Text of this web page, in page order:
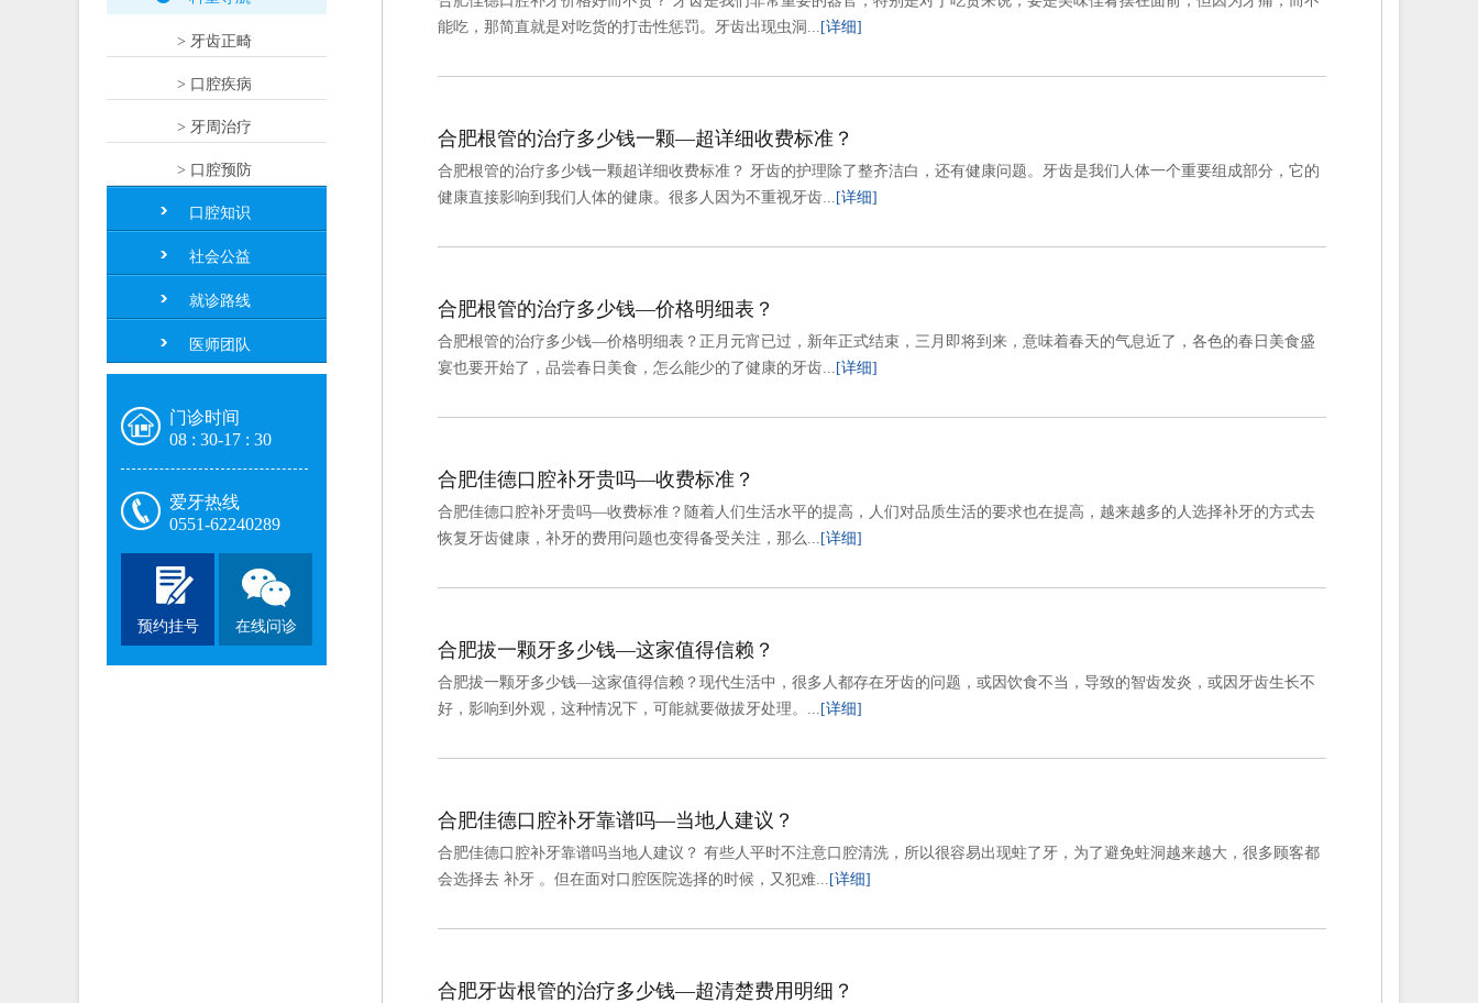
> 牙齿正畸
> 口腔疾病
> 牙周治疗
> 口腔预防
口腔知识
社会公益
就诊路线
医师团队
门诊时间
08 : 30-17 : 30
爱牙热线
0551-62240289
预约挂号 在线问诊
能吃，那简直就是对吃货的打击性惩罚。牙齿出现虫洞... [详细]
合肥根管的治疗多少钱一颗—超详细收费标准？
合肥根管的治疗多少钱一颗超详细收费标准？ 牙齿的护理除了整齐洁白，还有健康问题。牙齿是我们人体一个重要组成部分，它的
健康直接影响到我们人体的健康。很多人因为不重视牙齿... [详细]
合肥根管的治疗多少钱—价格明细表？
合肥根管的治疗多少钱—价格明细表？正月元宵已过，新年正式结束，三月即将到来，意味着春天的气息近了，各色的春日美食盛
宴也要开始了，品尝春日美食，怎么能少的了健康的牙齿... [详细]
合肥佳德口腔补牙贵吗—收费标准？
合肥佳德口腔补牙贵吗—收费标准？随着人们生活水平的提高，人们对品质生活的要求也在提高，越来越多的人选择补牙的方式去
恢复牙齿健康，补牙的费用问题也变得备受关注，那么... [详细]
合肥拔一颗牙多少钱—这家值得信赖？
合肥拔一颗牙多少钱—这家值得信赖？现代生活中，很多人都存在牙齿的问题，或因饮食不当，导致的智齿发炎，或因牙齿生长不
好，影响到外观，这种情况下，可能就要做拔牙处理。... [详细]
合肥佳德口腔补牙靠谱吗—当地人建议？
合肥佳德口腔补牙靠谱吗当地人建议？ 有些人平时不注意口腔清洗，所以很容易出现蛀了牙，为了避免蛀洞越来越大，很多顾客都
会选择去 补牙 。但在面对口腔医院选择的时候，又犯难... [详细]
合肥牙齿根管的治疗多少钱—超清楚费用明细？